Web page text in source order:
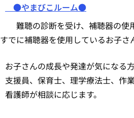
●やまびこルーム●
難聴の診断を受け、補聴器の使
すでに補聴器を使用しているお子さ
お子さんの成長や発達が気になる
支援員、保育士、理学療法士、作
看護師が相談に応じます。